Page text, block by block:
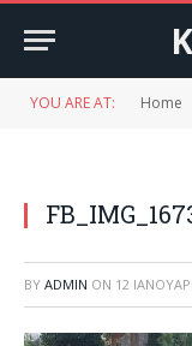
YOU ARE AT: Home
BY ADMIN ON 12